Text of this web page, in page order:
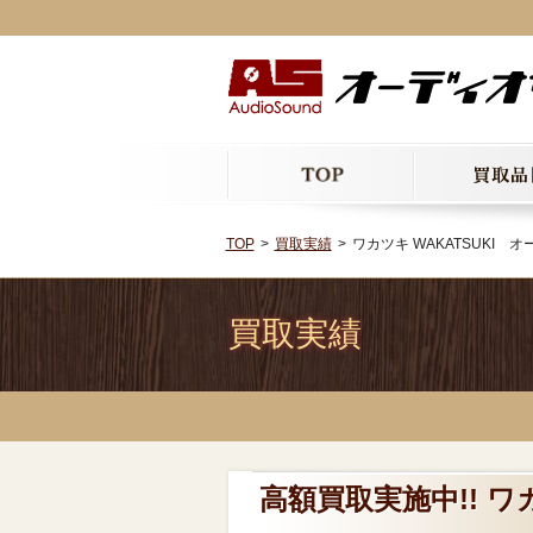
TOP 買取実績 ワカツキ WAKATSUKI
買取実績
高額買取実施中!!